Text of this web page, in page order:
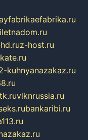
z-host.ru
kuhnyanazakaz.ru
vlknrussia.ru
bankaribi.ru